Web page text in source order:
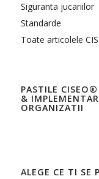
Siguranta jucariilor
Standarde
Toate articolele
PASTILE
&
ORGANIZATII
ALEGE CE TI SE